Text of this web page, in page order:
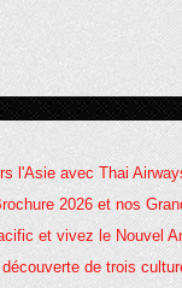
l'Asie avec Thai
2026 et nos
et vivez le Nouvel
de trois